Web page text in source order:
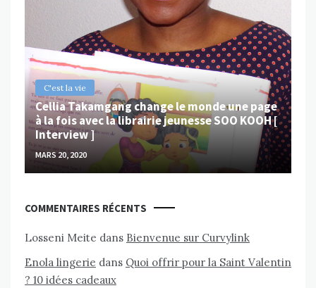
C'est la vie
Cellia Takamgang change le monde une page
à la fois avec la librairie jeunesse SOO KOOH [
Interview ]
MARS 20, 2020
COMMENTAIRES RÉCENTS
Losseni Meite dans Bienvenue sur Curvylink
Enola lingerie dans Quoi offrir pour la Saint Valentin
? 10 idées cadeaux